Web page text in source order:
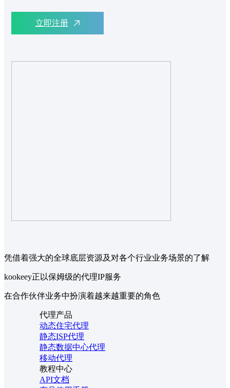
立即注册
凭借着强大的全球底层资源及对各个行业业务场景的了解
kookeey正以保姆级的代理IP服务
在合作伙伴业务中扮演着越来越重要的角色
代理产品
动态住宅代理
静态ISP代理
静态数据中心代理
移动代理
教程中心
API文档